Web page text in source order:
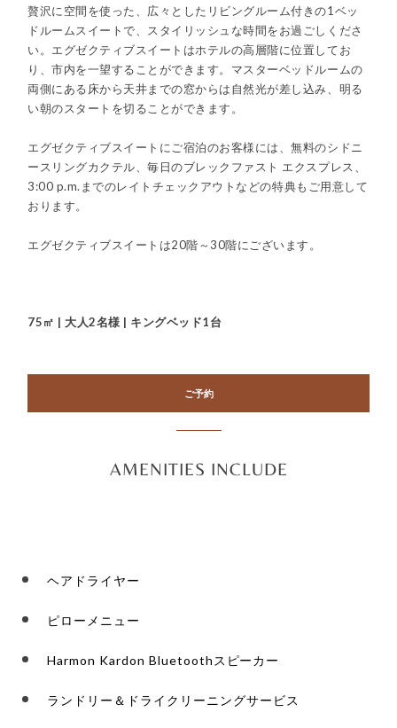
贅沢に空間を使った、広々としたリビングルーム付きの1ベッ
ドルームスイートで、スタイリッシュな時間をお過ごしくださ
い。エグゼクティブスイートはホテルの高層階に位置してお
り、市内を一望することができます。マスターベッドルームの
両側にある床から天井までの窓からは自然光が差し込み、明る
い朝のスタートを切ることができます。
エグゼクティブスイートにご宿泊のお客様には、無料のシドニ
ースリングカクテル、毎日のブレックファスト エクスプレス、
3:00 p.m.までのレイトチェックアウトなどの特典もご用意して
おります。
エグゼクティブスイートは20階～30階にございます。
75㎡ | 大人2名様 | キングベッド1台
ご予約
AMENITIES INCLUDE
ヘアドライヤー
ピローメニュー
Harmon Kardon Bluetoothスピーカー
ランドリー＆ドライクリーニングサービス